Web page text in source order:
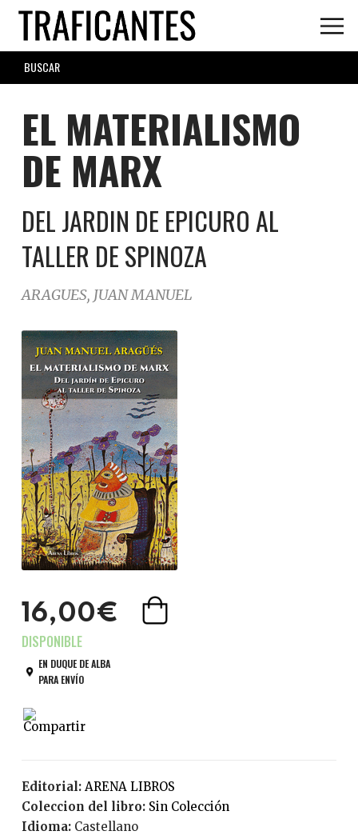
Skip
main
content
SEARCH
FORM
EL MATERIALISMO
DE MARX
DEL JARDIN DE EPICURO AL
TALLER DE SPINOZA
ARAGUES, JUAN MANUEL
16,00€
EN DUQUE DE ALBA
PARA ENVÍO
Editorial:
ARENA LIBROS
Coleccion del libro:
Sin Colección
Idioma:
Castellano